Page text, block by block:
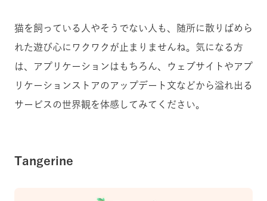
猫を飼っている人やそうでない人も、随所に散りばめら
れた遊び心にワクワクが止まりませんね。気になる方
は、アプリケーションはもちろん、ウェブサイトやアプ
リケーションストアのアップデート文などから溢れ出る
サービスの世界観を体感してみてください。
Tangerine